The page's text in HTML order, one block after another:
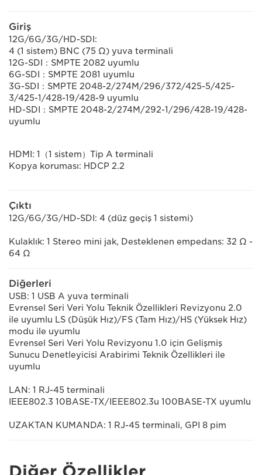
Giriş
12G/6G/3G/HD-SDI:
4 (1 sistem) BNC (75 Ω) yuva terminali
12G-SDI：SMPTE 2082 uyumlu
6G-SDI：SMPTE 2081 uyumlu
3G-SDI：SMPTE 2048-2/274M/296/372/425-5/425-
3/425-1/428-19/428-9 uyumlu
HD-SDI：SMPTE 2048-2/274M/292-1/296/428-19/428-
uyumlu
HDMI: 1（1 sistem）Tip A terminali
Kopya koruması: HDCP 2.2
Çıktı
12G/6G/3G/HD-SDI: 4 (düz geçiş 1 sistemi)
Kulaklık: 1 Stereo mini jak, Desteklenen empedans: 32 Ω -
64 Ω
Diğerleri
USB: 1 USB A yuva terminali
Evrensel Seri Veri Yolu Teknik Özellikleri Revizyonu 2.0
ile uyumlu LS (Düşük Hız)/FS (Tam Hız)/HS (Yüksek Hız)
modu ile uyumlu
Evrensel Seri Veri Yolu Revizyonu 1.0 için Gelişmiş
Sunucu Denetleyicisi Arabirimi Teknik Özellikleri ile
uyumlu
LAN: 1 RJ-45 terminali
IEEE802.3 10BASE-TX/IEEE802.3u 100BASE-TX uyumlu
UZAKTAN KUMANDA: 1 RJ-45 terminali, GPI 8 pim